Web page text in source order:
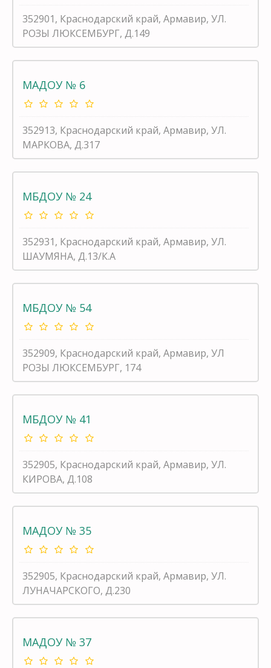
352901, Краснодарский край, Армавир, УЛ.
РОЗЫ ЛЮКСЕМБУРГ, Д.149
МАДОУ № 6
352913, Краснодарский край, Армавир, УЛ.
МАРКОВА, Д.317
МБДОУ № 24
352931, Краснодарский край, Армавир, УЛ.
ШАУМЯНА, Д.13/К.А
МБДОУ № 54
352909, Краснодарский край, Армавир, УЛ
РОЗЫ ЛЮКСЕМБУРГ, 174
МБДОУ № 41
352905, Краснодарский край, Армавир, УЛ.
КИРОВА, Д.108
МАДОУ № 35
352905, Краснодарский край, Армавир, УЛ.
ЛУНАЧАРСКОГО, Д.230
МАДОУ № 37